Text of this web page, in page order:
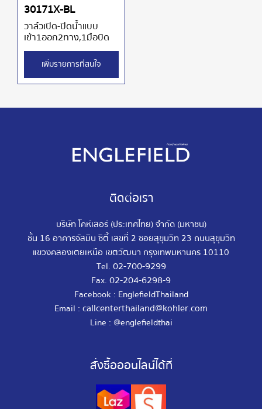
30171X-BL
วาล์วเปิด-ปิดน้ำแบบ
เข้า1ออก2ทาง,1มือบิด
เพิ่มรายการที่สนใจ
ติดต่อเรา
บริษัท โคห์เลอร์ (ประเทศไทย) จำกัด (มหาชน)
ชั้น 16 อาคารจัสมิน ซิตี้ เลขที่ 2 ซอยสุขุมวิท 23 ถนนสุขุมวิท
แขวงคลองเตยเหนือ เขตวัฒนา กรุงเทพมหานคร 10110
Tel. 02-700-9299
Fax. 02-204-6298-9
Facebook : EnglefieldThailand
Email : callcenterthailand@kohler.com
Line : @englefieldthai
สั่งซื้อออนไลน์ได้ที่